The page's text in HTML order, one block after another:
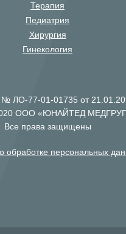
Терапия
Педиатрия
Хирургия
Гинекология
№ ЛО-77-01-01735 от
ООО «ЮНАЙТЕД
Все права защищены
обработке персональных